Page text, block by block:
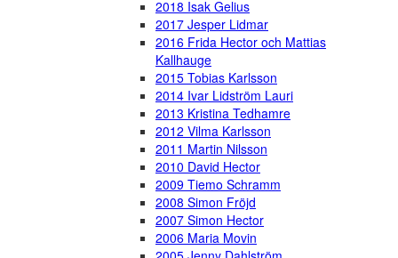
2018 Isak Gelius
2017 Jesper Lidmar
2016 Frida Hector och Mattias
Kallhauge
2015 Tobias Karlsson
2014 Ivar Lidström Lauri
2013 Kristina Tedhamre
2012 Vilma Karlsson
2011 Martin Nilsson
2010 David Hector
2009 Tiemo Schramm
2008 Simon Fröjd
2007 Simon Hector
2006 Maria Movin